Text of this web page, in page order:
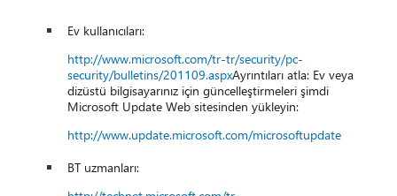
Ev kullanıcıları:
http://www.microsoft.com/tr-tr/security/pc-
security/bulletins/201109.aspxAyrıntıları atla: Ev veya
dizüstü bilgisayarınız için güncelleştirmeleri şimdi
Microsoft Update Web sitesinden yükleyin:
http://www.update.microsoft.com/microsoftupdate
BT uzmanları: